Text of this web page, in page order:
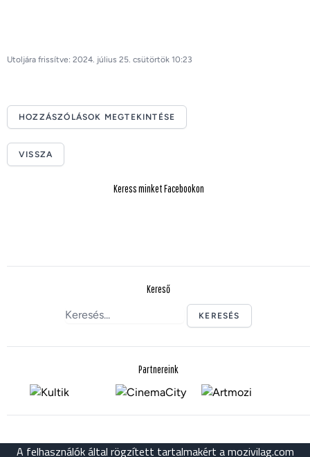
Utoljára frissítve: 2024. július 25. csütörtök 10:23
HOZZÁSZÓLÁSOK MEGTEKINTÉSE
VISSZA
Keress minket Facebookon
Kereső
KERESÉS
Partnereink
A felhasználók által rögzített tartalmakért a mozivilag.com